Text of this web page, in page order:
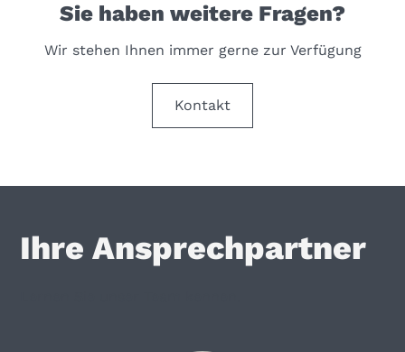
Sie haben weitere Fragen?
Wir stehen Ihnen immer gerne zur Verfügung
Kontakt
Ihre Ansprechpartner